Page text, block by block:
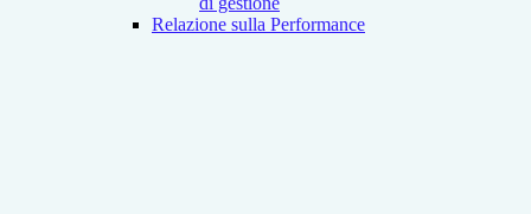
Relazione sulla Performance